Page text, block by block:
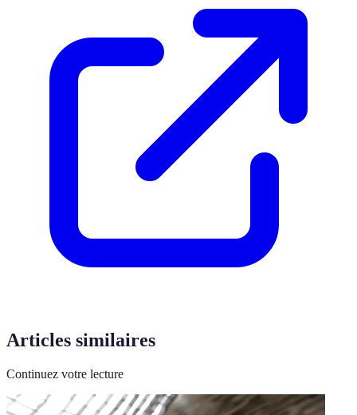
Articles similaires
Continuez votre lecture